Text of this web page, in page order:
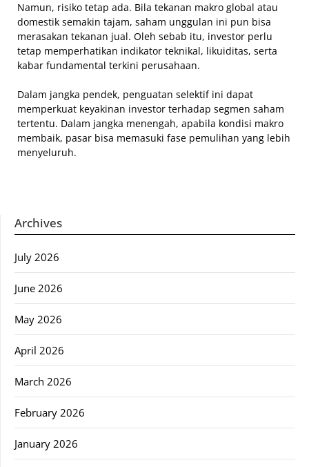
Namun, risiko tetap ada. Bila tekanan makro global atau
domestik semakin tajam, saham unggulan ini pun bisa
merasakan tekanan jual. Oleh sebab itu, investor perlu
tetap memperhatikan indikator teknikal, likuiditas, serta
kabar fundamental terkini perusahaan.
Dalam jangka pendek, penguatan selektif ini dapat
memperkuat keyakinan investor terhadap segmen saham
tertentu. Dalam jangka menengah, apabila kondisi makro
membaik, pasar bisa memasuki fase pemulihan yang lebih
menyeluruh.
Archives
July 2026
June 2026
May 2026
April 2026
March 2026
February 2026
January 2026